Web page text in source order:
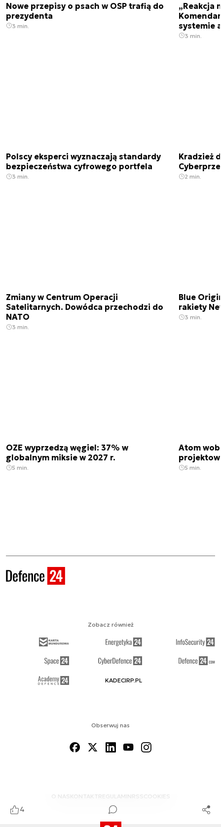
4
Nowe przepisy o psach w OSP trafią do
prezydenta
3 min.
„Reakcja
systemie
3 min.
Polscy eksperci wyznaczają standardy
bezpieczeństwa cyfrowego portfela
3 min.
Kradzież
2 min.
Zmiany w Centrum Operacji
Satelitarnych. Dowódca przechodzi do
NATO
3 min.
Blue
rakiety
3 min.
OZE wyprzedzą węgiel: 37% w
globalnym miksie w 2027 r.
5 min.
Atom
5 min.
Obserwuj nas
O NAS KONTAKTREGULAMINRSS COOKIES
Zobacz również
KADECIRP.PL